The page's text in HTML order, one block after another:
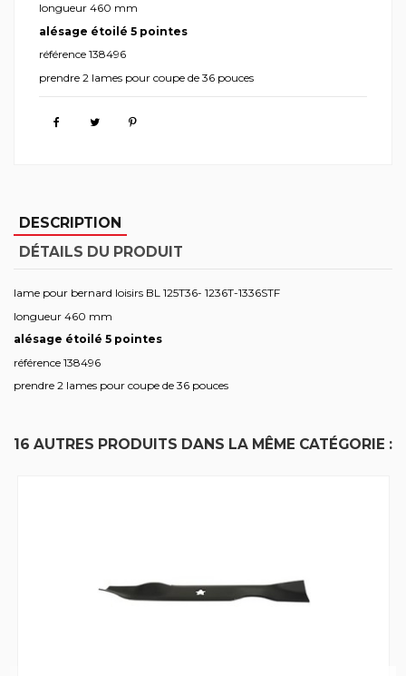
longueur 460 mm
alésage étoilé 5 pointes
référence 138496
prendre 2 lames pour coupe de 36 pouces
DESCRIPTION
DÉTAILS DU PRODUIT
lame pour bernard loisirs BL 125T36- 1236T-1336STF
longueur 460 mm
alésage étoilé 5 pointes
référence 138496
prendre 2 lames pour coupe de 36 pouces
16 AUTRES PRODUITS DANS LA MÊME CATÉGORIE :